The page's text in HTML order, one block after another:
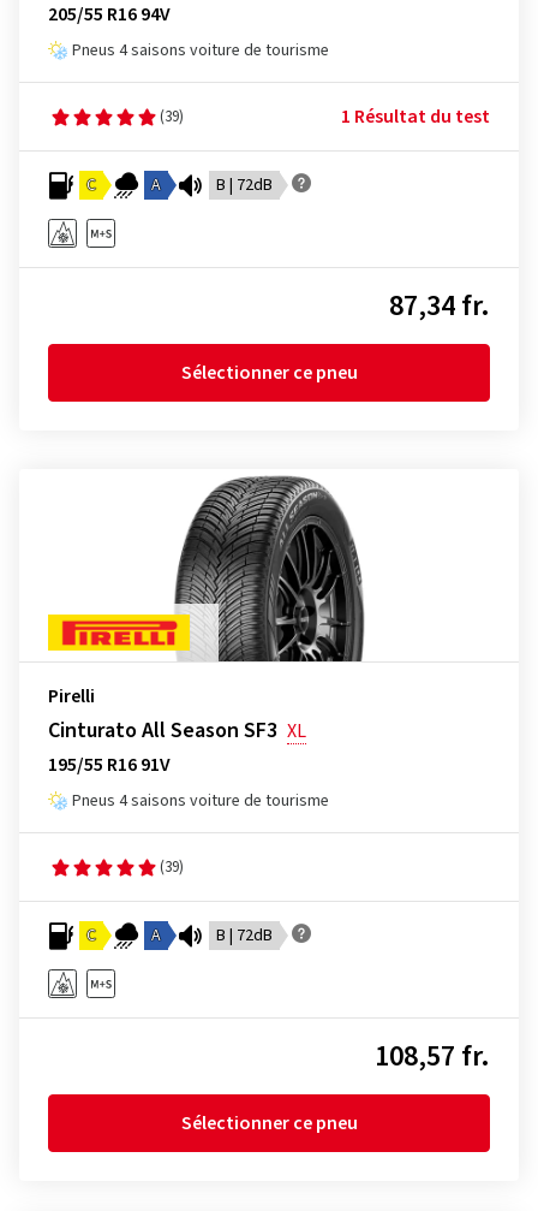
205/55 R16 94V
Pneus 4 saisons voiture de tourisme
(39) 1 Résultat du test
C A B | 72dB
87,34 fr.
Sélectionner ce pneu
Pirelli
Cinturato All Season SF3 XL
195/55 R16 91V
Pneus 4 saisons voiture de tourisme
(39)
C A B | 72dB
108,57 fr.
Sélectionner ce pneu